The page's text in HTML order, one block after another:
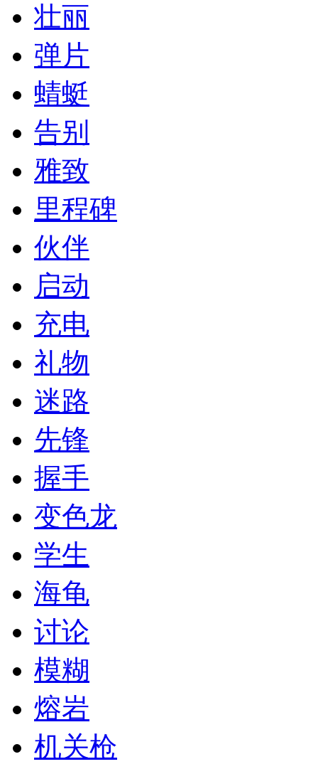
壮丽
弹片
蜻蜓
告别
雅致
里程碑
伙伴
启动
充电
礼物
迷路
先锋
握手
变色龙
学生
海龟
讨论
模糊
熔岩
机关枪